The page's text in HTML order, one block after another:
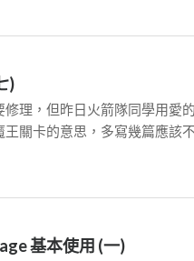
)
理，但昨日火箭隊同學用愛
關卡的意思，多寫幾篇應該
基本使用 (一)